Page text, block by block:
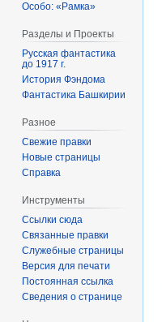
Особо: «Рамка»
Разделы и Проекты
Русская фантастика
до 1917 г.
История Фэндома
Фантастика Башкирии
Разное
Свежие правки
Новые страницы
Справка
Инструменты
Ссылки сюда
Связанные правки
Служебные страницы
Версия для печати
Постоянная ссылка
Сведения о странице